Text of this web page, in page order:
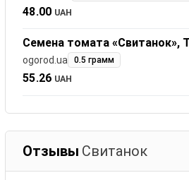
48.00 UAH
Семена томата «Свитанок»,
ogorod.ua 0.5 грамм
55.26 UAH
Отзывы Свитанок